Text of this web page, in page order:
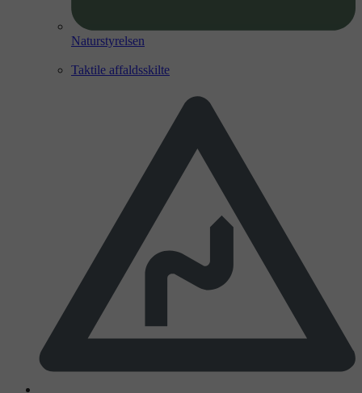
Naturstyrelsen
Taktile affaldsskilte